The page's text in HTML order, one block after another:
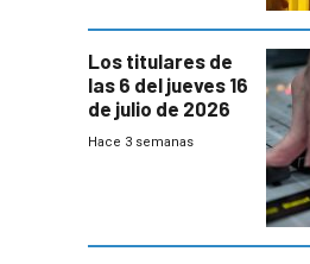
Los titulares de
las 6 del jueves 16
de julio de 2026
Hace 3 semanas